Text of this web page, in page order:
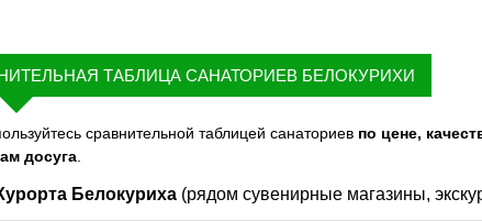
ТАБЛИЦА САНАТОРИЕВ БЕЛОКУРИХИ
сравнительной таблицей санаториев по цене,
досуга
Белокуриха (рядом сувенирные магазины,